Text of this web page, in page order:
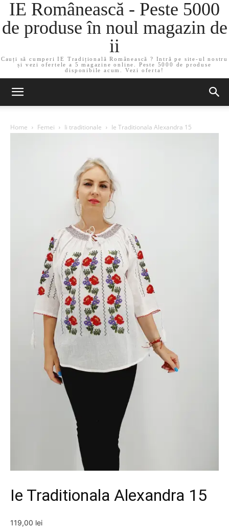
IE Românească - Peste 5000
de produse în noul magazin de
ii
Cauți să cumperi IE Tradițională Românească ? Intră pe site-ul nostru
și vezi ofertele a 5 magazine online. Peste 5000 de produse
disponibile acum. Vezi oferta!
Home Femei Ii traditionale Ie Traditionala Alexandra 15
Ie Traditionala Alexandra 15
119,00 lei